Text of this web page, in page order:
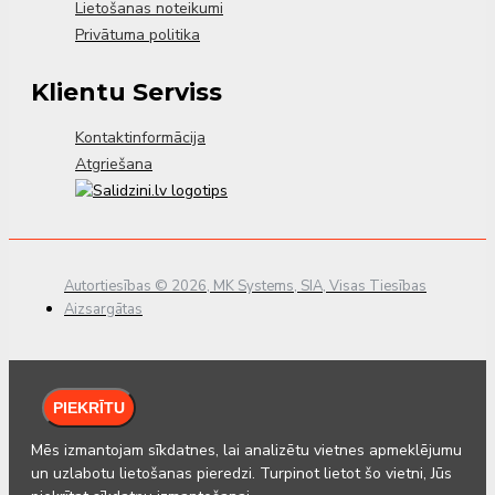
Lietošanas noteikumi
Privātuma politika
Klientu Serviss
Kontaktinformācija
Atgriešana
Autortiesības © 2026, MK Systems, SIA, Visas Tiesības
Aizsargātas
PIEKRĪTU
Mēs izmantojam sīkdatnes, lai analizētu vietnes apmeklējumu
un uzlabotu lietošanas pieredzi. Turpinot lietot šo vietni, Jūs